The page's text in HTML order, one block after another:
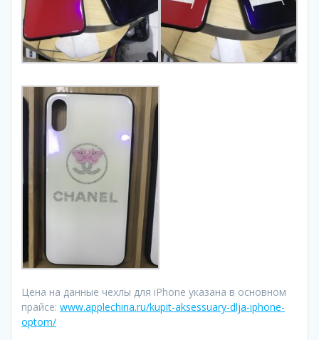
Цена на данные чехлы для iPhone указана в основном
прайсе: www.applechina.ru/kupit-aksessuary-dlja-iphone-
optom/